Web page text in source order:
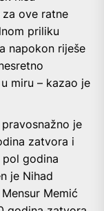
ove ratne
priliku
napokon riješe
miru – kazao je
je
zatvora i
pol godina
je Nihad
Memić